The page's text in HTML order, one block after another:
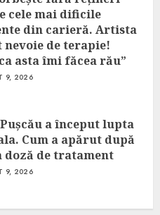
cele mai dificile
din carieră. Artista
nevoie de terapie!
asta îmi făcea rău”
9, 2026
a început lupta
Cum a apărut după
doză de tratament
9, 2026